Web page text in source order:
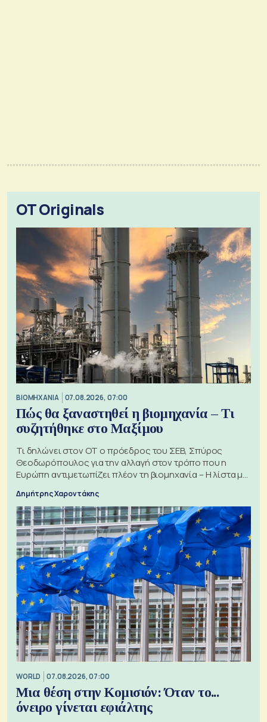
OT Originals
ΒΙΟΜΗΧΑΝΙΑ 07.08.2026, 07:00
Πώς θα ξαναστηθεί η βιομηχανία – Τι
συζητήθηκε στο Μαξίμου
Τι δηλώνει στον ΟΤ ο πρόεδρος του ΣΕΒ, Σπύρος
Θεοδωρόπουλος για την αλλαγή στον τρόπο που η
Ευρώπη αντιμετωπίζει πλέον τη βιομηχανία – Η λίστα με
Δημήτρης Χαροντάκης
WORLD 07.08.2026, 07:00
Μια θέση στην Κομισιόν: Όταν το...
όνειρο γίνεται εφιάλτης